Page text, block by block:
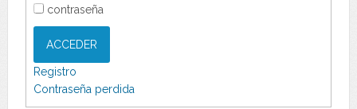
contraseña
ACCEDER
Registro
Contraseña perdida